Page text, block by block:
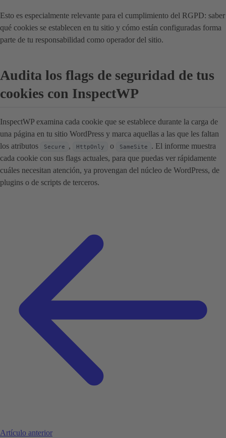
Esto es especialmente relevante para el cumplimiento del RGPD: saber
qué cookies se establecen en tu sitio y cómo están configuradas forma
parte de tu responsabilidad como operador del sitio.
Audita los flags de seguridad de tus
cookies con InspectWP
InspectWP examina cada cookie que se establece durante la carga de
una página en tu sitio WordPress y marca aquellas a las que les faltan
los atributos
Secure , HttpOnly o SameSite
. El informe muestra
cada cookie con sus flags actuales, para que puedas ver rápidamente
cuáles necesitan atención, ya provengan del núcleo de WordPress, de
plugins o de scripts de terceros.
Artículo anterior